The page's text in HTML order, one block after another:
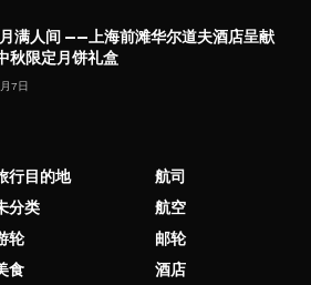
满人间 ——上海前滩华尔道夫酒店呈献
秋限定月饼礼盒
7日
行目的地
分类
轮
食
航司
航空
邮轮
酒店